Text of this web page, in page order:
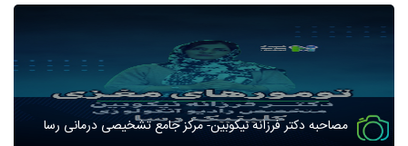
مصاحبه دکتر فرزانه نیکوبین- مرکز جامع تشخیصی درمانی رسا